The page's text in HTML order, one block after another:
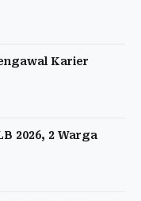
Karier
2026, 2 Warga